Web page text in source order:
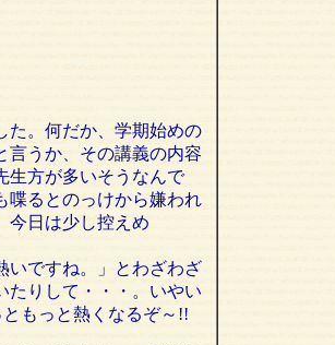
。何だか、学期始めの
言うか、その講義の内容
生方が多いそうなんで
喋るとのっけから嫌われ
今日は少し控えめ
ですね。」とわざわざ
たりして・・・。いやい
もっと熱くなるぞ～!!